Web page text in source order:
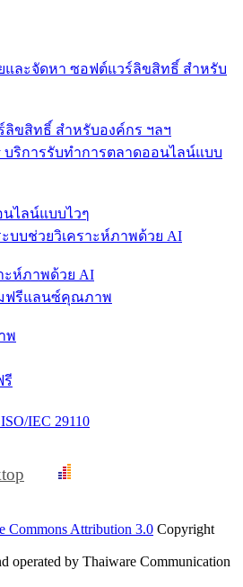
ขสิทธิ์ สำหรับองค์กร ฯลฯ
ไลน์แบบไวๆ
ะห์ภาพด้วย AI
พ
Commons Attribution 3.0 Copyright
operated by Thaiware Communication